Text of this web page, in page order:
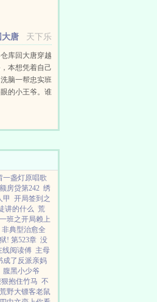
天下乐
大唐
库回大唐穿越
本想凭着自己
脑一帮忠实班
的小王爷。谁
我，要当就得
一盏灯原唱歌
房贷第242 绣
甲 开局签到之
讲的什么 荒
班之开局赖上
非典型治愈全
! 第523章 没
线阅读傅 主母
成了反派亲妈
腹黑小少爷
抱住竹马 不
荒野大镖客老鼠